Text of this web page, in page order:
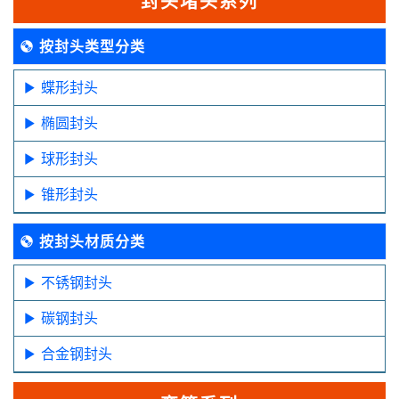
按封头类型分类
蝶形封头
椭圆封头
球形封头
锥形封头
按封头材质分类
不锈钢封头
碳钢封头
合金钢封头